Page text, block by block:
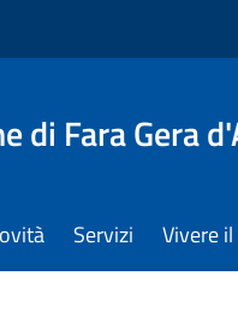
di Fara Gera
Servizi Vivere